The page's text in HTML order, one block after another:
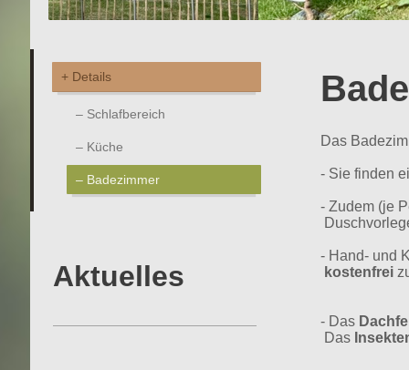
Das
- Sie finden
- Zudem (je
- Hand-
kostenfrei
- Das
Das
Details
Schlafbereich
Küche
Badezimmer
Aktuelles